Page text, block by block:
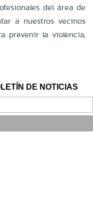
del área de
a nuestros vecinos
prevenir la violencia,
DE NOTICIAS